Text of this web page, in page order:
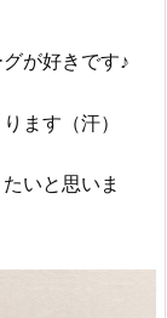
グが好きです♪
ます（汗）
いと思いま